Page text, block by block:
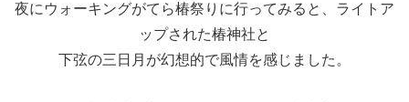
夜にウォーキングがてら椿祭りに行ってみると、ライトア
ップされた椿神社と
下弦の三日月が幻想的で風情を感じました。